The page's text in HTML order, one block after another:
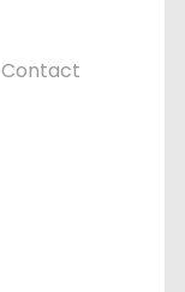
Contact